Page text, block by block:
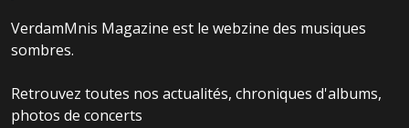
VerdamMnis Magazine est le webzine des musiques
sombres.
Retrouvez toutes nos actualités, chroniques d'albums,
photos de concerts